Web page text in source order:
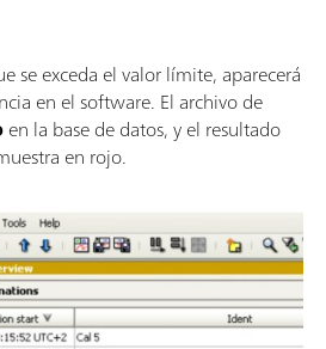
se exceda el valor límite, aparecerá
en el software. El archivo de
en la base de datos, y el resultado
en rojo.